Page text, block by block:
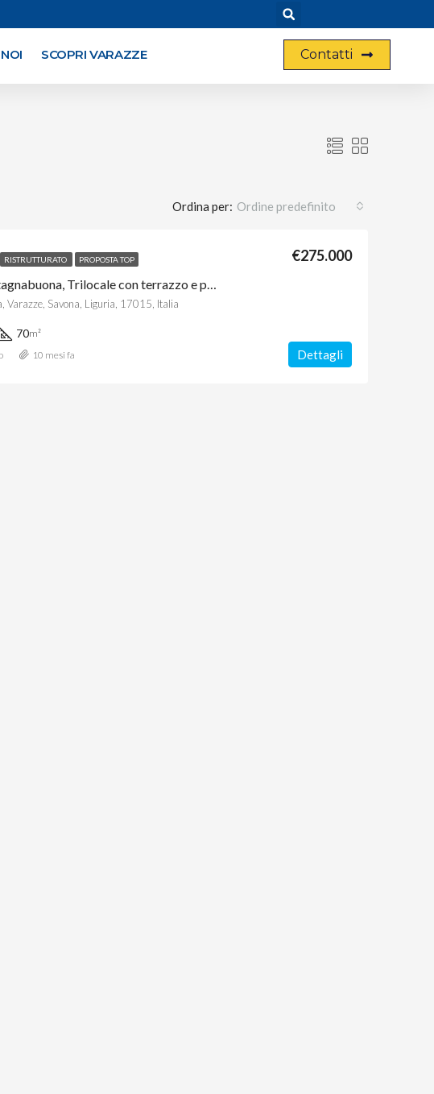
SCOPRI VARAZZE Contatti
Ordina per: Ordine predefinito
RISTRUTTURATO PROPOSTA TOP
Rif 16 – Castagnabuona, Trilocale con terrazzo e posto auto, VISTA MARE
€275.000
Varazze, Savona, Liguria, 17015, Italia
70m²
Dettagli
10 mesi fa